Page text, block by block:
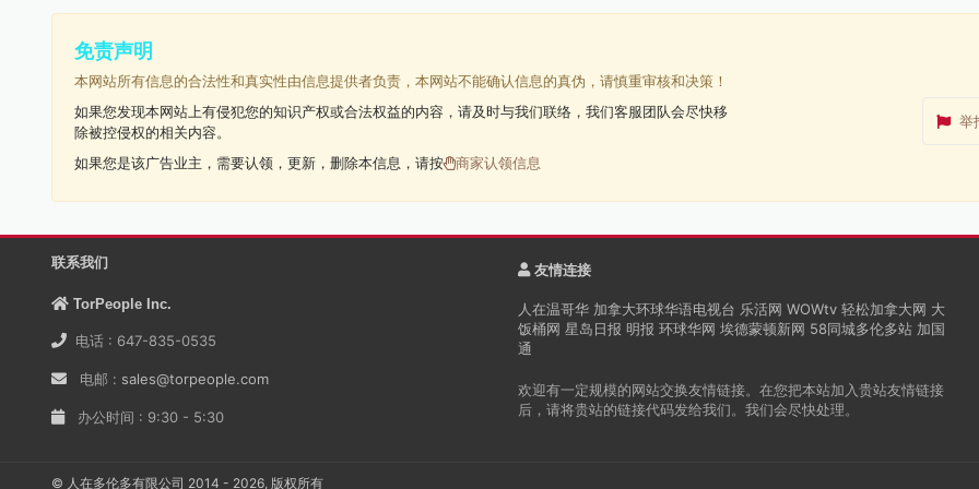
免责声明
本网站所有信息的合法性和真实性由信息提供者负责，本网站不能确认信息的真伪，请慎重审核和决策！
如果您发现本网站上有侵犯您的知识产权或合法权益的内容，请及时与我们联络，我们客服团队会尽快移
除被控侵权的相关内容。
举
如果您是该广告业主，需要认领，更新，删除本信息，请按 商家认领信息
联系我们
TorPeople Inc.
电话 : 647-835-0535
电邮 : sales@torpeople.com
办公时间 : 9:30 - 5:30
友情连接
人在温哥华 加拿大环球华语电视台 乐活网 WOWtv 轻松加拿大网 大
饭桶网 星岛日报 明报 环球华网 埃德蒙顿新网 58同城多伦多站 加国
通
欢迎有一定规模的网站交换友情链接。在您把本站加入贵站友情链接
后，请将贵站的链接代码发给我们。我们会尽快处理。
© 人在多伦多有限公司 2014 - 2026, 版权所有